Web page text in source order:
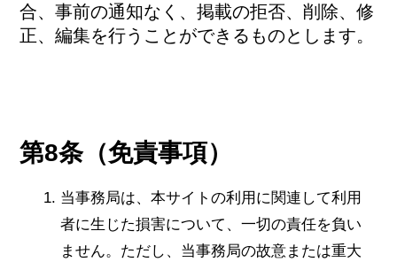
合、事前の通知なく、掲載の拒否、削除、修
正、編集を行うことができるものとします。
第8条（免責事項）
当事務局は、本サイトの利用に関連して利用
者に生じた損害について、一切の責任を負い
ません。ただし、当事務局の故意または重大